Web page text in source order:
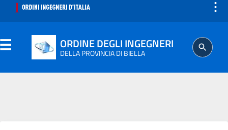
⋮
ORDINE DEGLI INGEGNERI
DELLA PROVINCIA DI BIELLA